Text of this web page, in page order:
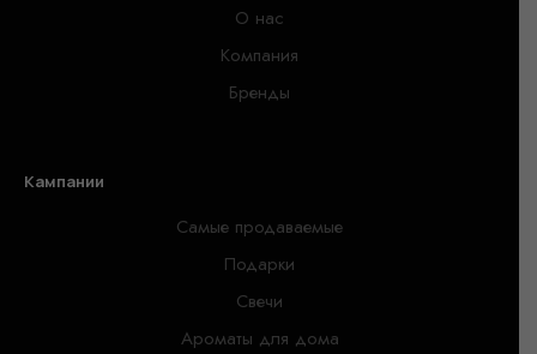
О нас
Компания
Бренды
Кампании
Самые продаваемые
Подарки
Свечи
Ароматы для дома